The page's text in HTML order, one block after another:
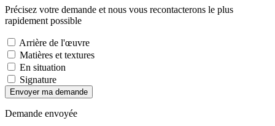
Précisez votre demande et nous vous recontacterons le plus
rapidement possible
Arrière de l'œuvre
Matières et textures
En situation
Signature
Envoyer ma demande
Demande envoyée